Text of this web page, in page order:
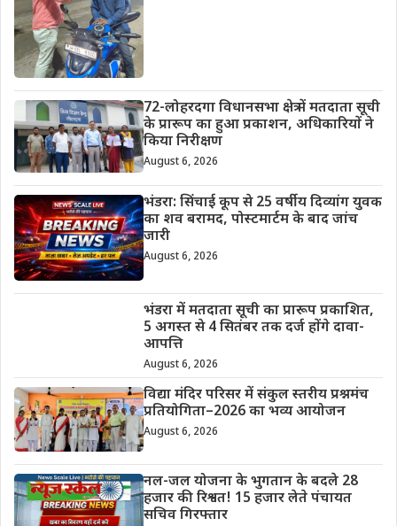
72-लोहरदगा विधानसभा क्षेत्र में मतदाता सूची
के प्रारूप का हुआ प्रकाशन, अधिकारियों ने
किया निरीक्षण
August 6, 2026
भंडरा: सिंचाई कूप से 25 वर्षीय दिव्यांग युवक
का शव बरामद, पोस्टमार्टम के बाद जांच
जारी
August 6, 2026
भंडरा में मतदाता सूची का प्रारूप प्रकाशित,
5 अगस्त से 4 सितंबर तक दर्ज होंगे दावा-
आपत्ति
August 6, 2026
विद्या मंदिर परिसर में संकुल स्तरीय प्रश्नमंच
प्रतियोगिता–2026 का भव्य आयोजन
August 6, 2026
नल-जल योजना के भुगतान के बदले 28
हजार की रिश्वत! 15 हजार लेते पंचायत
सचिव गिरफ्तार